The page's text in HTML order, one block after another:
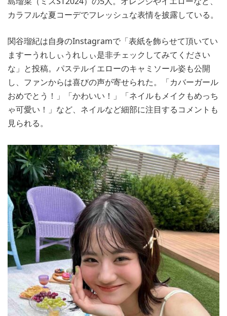
カラフルな夏コーデでフレッシュな表情を披露している。
関谷瑠紀は自身のInstagramで「表紙を飾らせて頂いてい
ますーうれしぃうれしぃ是非チェックしてみてください
な」と投稿。パステルイエローのキャミソール姿も公開
し、ファンからは喜びの声が寄せられた。「カバーガール
おめでとう！」「かわいい！」「ネイルもメイクもめっち
ゃ可愛い！」など、ネイルなど細部に注目するコメントも
見られる。